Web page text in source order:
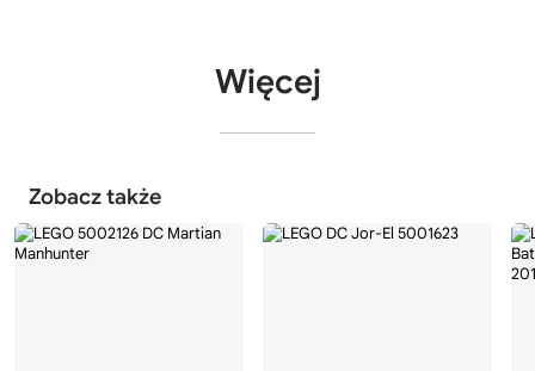
Więcej
Zobacz także